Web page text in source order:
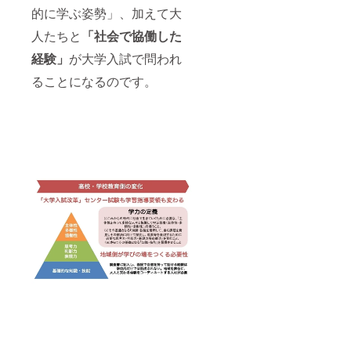
的に学ぶ姿勢」、加えて大
人たちと 「社会で協働した
経験」 が大学入試で問われ
ることになるのです。